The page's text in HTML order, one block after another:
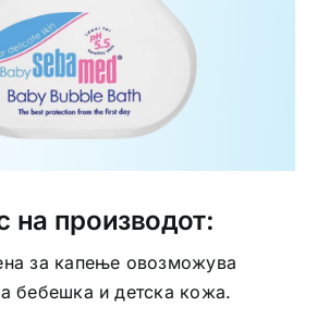
на производот:
за капење oвозможува
бебешка и детска кожа.